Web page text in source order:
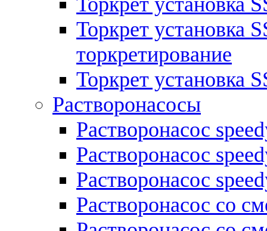
Торкрет установка
торкретирование
Торкрет установка
Растворонасосы
Растворонасос
Растворонасос
Растворонасос
Растворонасос со